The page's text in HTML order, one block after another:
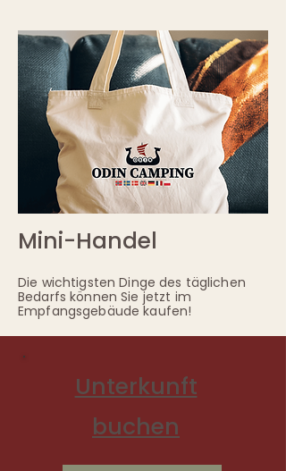
Mini-Handel
Die wichtigsten Dinge des täglichen
Bedarfs können Sie jetzt im
Empfangsgebäude kaufen!
Unterkunft
buchen